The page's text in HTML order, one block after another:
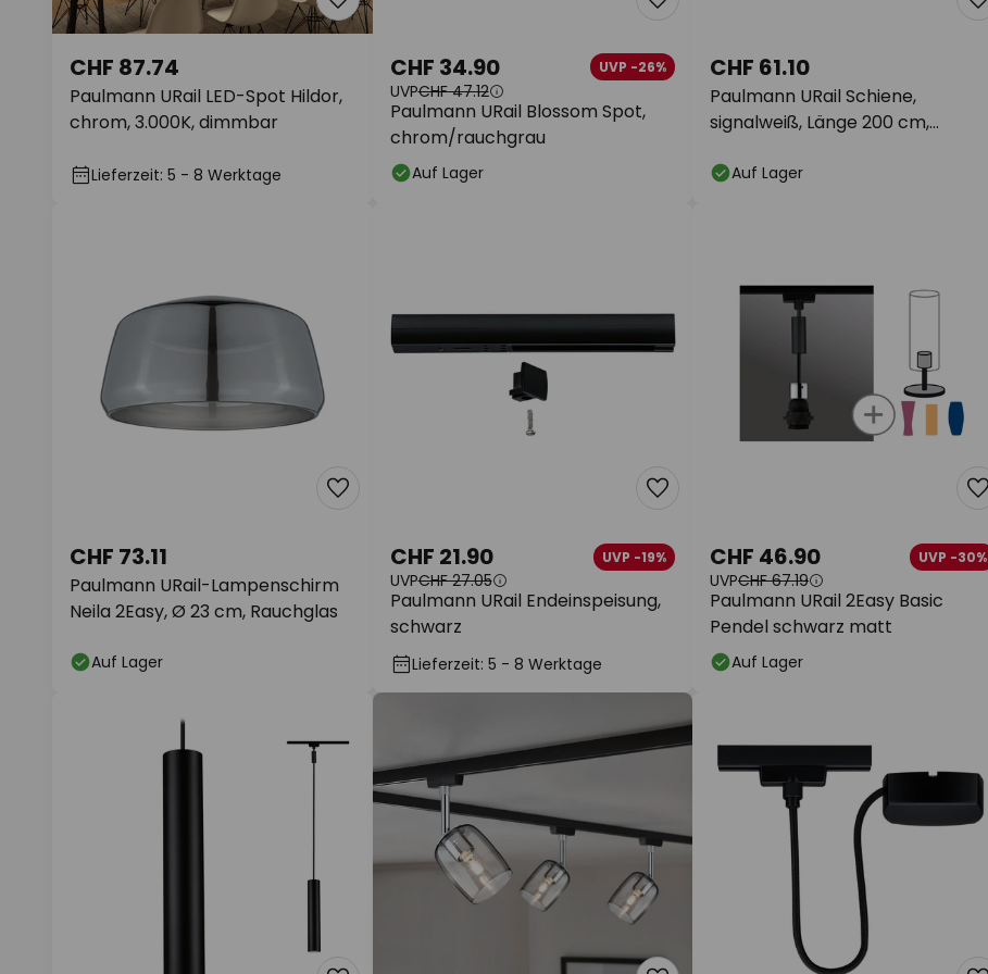
Paulmann URail LED-Spot Hildor,
chrom, 3.000K, dimmbar
CHF 87.74
Lieferzeit: 5 - 8 Werktage
Paulmann URail Blossom Spot,
chrom/rauchgrau
CHF 34.90 UVP -26%
UVPCHF 47.12
Auf Lager
Paulmann URail Schiene,
signalweiß, Länge 200 cm,
CHF 61.10
Auf Lager
Paulmann URail-Lampenschirm
Neila 2Easy, Ø 23 cm, Rauchglas
CHF 73.11
Auf Lager
Paulmann URail Endeinspeisung,
schwarz
CHF 21.90 UVP -19%
UVPCHF 27.05
Lieferzeit: 5 - 8 Werktage
Paulmann URail 2Easy Basic
Pendel schwarz matt
CHF 46.90 UVP -30%
UVPCHF 67.19
Auf Lager